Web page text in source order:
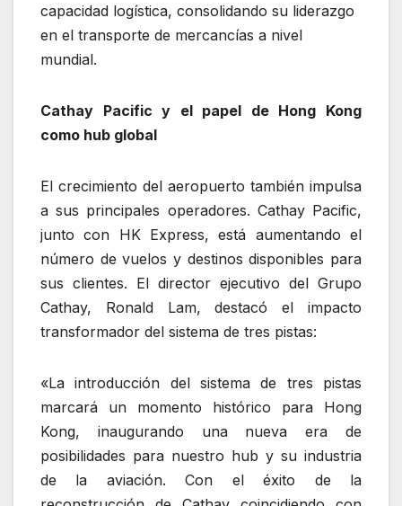
capacidad logística, consolidando su liderazgo
en el transporte de mercancías a nivel
mundial.
Cathay Pacific y el papel de Hong Kong
como hub global
El crecimiento del aeropuerto también impulsa
a sus principales operadores. Cathay Pacific,
junto con HK Express, está aumentando el
número de vuelos y destinos disponibles para
sus clientes. El director ejecutivo del Grupo
Cathay, Ronald Lam, destacó el impacto
transformador del sistema de tres pistas:
«La introducción del sistema de tres pistas
marcará un momento histórico para Hong
Kong, inaugurando una nueva era de
posibilidades para nuestro hub y su industria
de la aviación. Con el éxito de la